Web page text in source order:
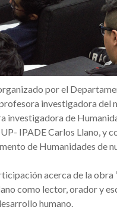
por el
investigadora del
investigadora de
IPADE Carlos Llano, y
de Humanidades de
acerca de la
como lector, orador y
humano.